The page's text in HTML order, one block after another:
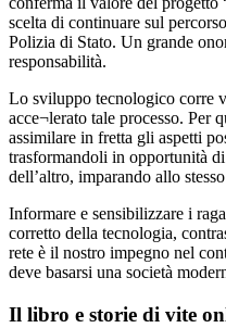
scelta di continuare sul
Polizia di Stato. Un grande
responsabilità.
Lo sviluppo tecnologico corre
acce¬lerato tale processo. Per
assimilare in fretta gli aspetti
trasformandoli in opportunità
dell’altro, imparando allo
Informare e sensibilizzare i
corretto della tecnologia,
rete è il nostro impegno nel
deve basarsi una società
Il libro e storie di vite